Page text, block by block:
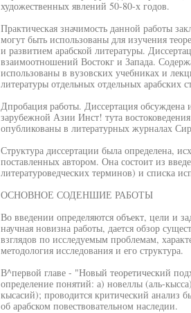
художественных явлений 50-80-х годов.
Практическая значимость данной работы
могут быть использованы для изучения
и развитием арабской литературы.
взаимоотношений Востокг и Запада.
использованы в вузовских учебниках и
литературы отдельных отдельных арабских
Дпробация работы. Диссертация обсуждена
зарубежной Азии Инст! тута
опубликованы в литературных журналах
Структура диссертации была определена,
поставленных автором. Она состоит из
литературоведческих терминов) и списка
ОСНОВНОЕ СОДЕНШИЕ РАБОТЫ
Во введении определяются объект, цели и
научная новизна работы, дается обзор
взглядов по исследуемым проблемам,
методология исследования и его структура.
В^первой главе - "Новый теоретический
определение понятий: а) новеллы (аль-
кысасий); проводится критический анализ
об арабском повествовательном наследии.